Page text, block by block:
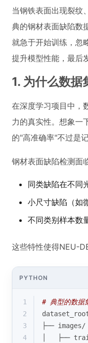
当钢铁表面出现裂纹
典的钢材表面缺陷数
就急于开始训练，忽
提升模型性能，最后
1. 为什么数
在深度学习项目中，
力的真实性。想象一
的"高准确率"不过是
钢材表面缺陷检测面
同类缺陷在不同
小尺寸缺陷（如
不同类别样本数
这些特性使得NEU-
PYTHON
1
# 典型的数据
2
3
├── images/
4
│